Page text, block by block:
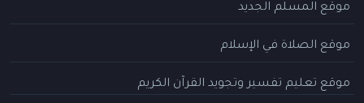
موقع المسلم الجديد
موقع الصلاة في الإسلام
موقع تعليم تفسير وتجويد القرآن الكريم